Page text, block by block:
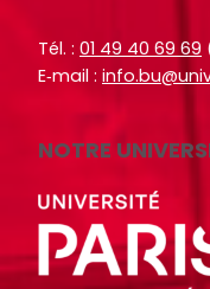
Tél. : 01 49 40 69 69
E‑mail :
NOTRE